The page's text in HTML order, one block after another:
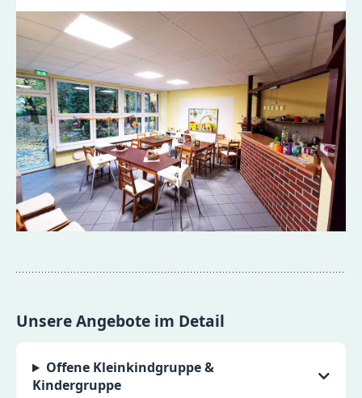
Unsere Angebote im Detail
Offene Kleinkindgruppe &
Kindergruppe